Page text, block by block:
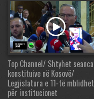
Top Channel/ Shtyhet seanca
konstituive në Kosovë/
Legjislatura e 11-të mblidhet
për institucionet